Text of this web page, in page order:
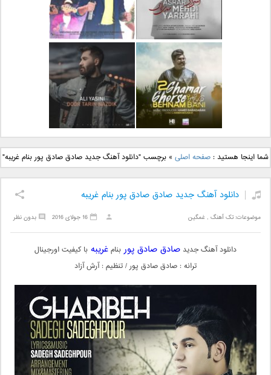
دانلود آهنگ جدید مهدی
یراحی بنام اسرار
دانلود آهنگ جدید فرزاد
فرزین بنام آتیش
دانلود آهنگ جدید بهنام
بانی بنام قرص قمر 2
دانلود آهنگ جدید علی
یاسینی بنام دورترین نزدیک
شما اینجا هستید :صفحه اصلی »برچسب "دانلود آهنگ جدید صادق صادق پور بنام غریبه"
دانلود آهنگ جدید صادق صادق پور بنام غریبه
موضوعات:تک آهنگ ,غمگین بدون نظر 16 جولای 2016
دانلود آهنگ جدید صادق صادق پوربنامغریبه با کیفیت اورجینال
ترانه : صادق صادق پور / تنظیم : آرش آزاد